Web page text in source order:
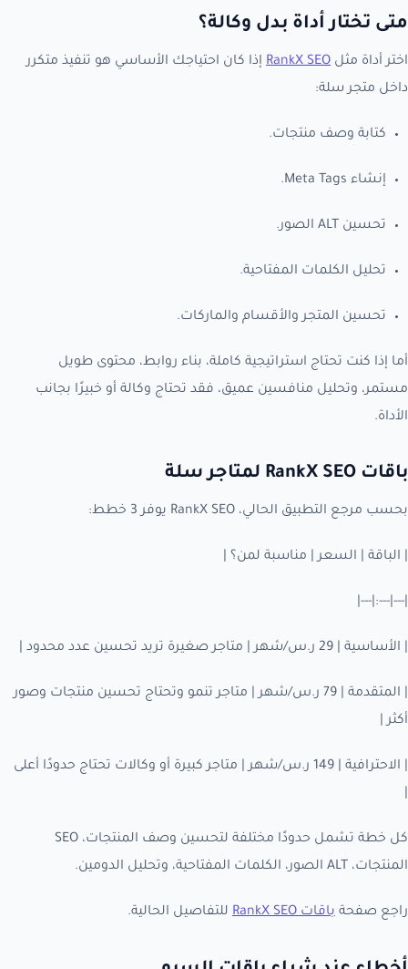
متى تختار أداة بدل وكالة؟
اختر أداة مثل RankX SEO إذا كان احتياجك الأساسي هو تنفيذ متكرر
داخل متجر سلة:
كتابة وصف منتجات.
إنشاء Meta Tags.
تحسين ALT الصور.
تحليل الكلمات المفتاحية.
تحسين المتجر والأقسام والماركات.
أما إذا كنت تحتاج استراتيجية كاملة، بناء روابط، محتوى طويل
مستمر، وتحليل منافسين عميق، فقد تحتاج وكالة أو خبيرًا بجانب
الأداة.
باقات RankX SEO لمتاجر سلة
بحسب مرجع التطبيق الحالي، RankX SEO يوفر 3 خطط:
| الباقة | السعر | مناسبة لمن؟ |
|---|---:|---|
| الأساسية | 29 ر.س/شهر | متاجر صغيرة تريد تحسين عدد محدود |
| المتقدمة | 79 ر.س/شهر | متاجر تنمو وتحتاج تحسين منتجات وصور
أكثر |
| الاحترافية | 149 ر.س/شهر | متاجر كبيرة أو وكالات تحتاج حدودًا أعلى
كل خطة تشمل حدودًا مختلفة لتحسين وصف المنتجات، SEO
المنتجات، ALT الصور، الكلمات المفتاحية، وتحليل الدومين.
راجع صفحة باقات RankX SEO للتفاصيل الحالية.